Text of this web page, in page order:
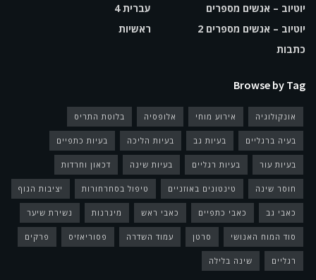
יוטיוב – אנשים מספרים
יוטיוב – אנשים מספרים 2
כתבות
עברית 4
ראשיות
Browse by Tag
אונקולוגיה אירוע מוחי אלופסיה בלוטת התריס
בעיה ברגליים בעיות גב בעיות הליכה בעיות כתפיים
בעיות עור בעיות רגליים בעיות שינה דכאון וחרדות
חוסר שינה טינטונים באוזניים טיפול בסחרחורות יציבות הגוף
כאבי גב כאבי כתפיים כאבי ראש מיגרנות נשירת שיער
סוד המוח האנושי סרטן עמוד השדרה פסוריאזיס פרקים
רגליים שינה בלילה